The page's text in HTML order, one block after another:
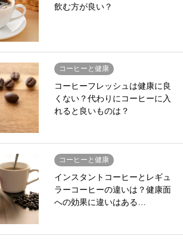
飲む方が良い？
コーヒーと健康
コーヒーフレッシュは健康に良
くない？代わりにコーヒーに入
れると良いものは？
コーヒーと健康
インスタントコーヒーとレギュ
ラーコーヒーの違いは？健康面
への効果に違いはある…